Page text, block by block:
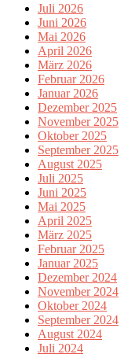
Juli 2026
Juni 2026
Mai 2026
April 2026
März 2026
Februar 2026
Januar 2026
Dezember 2025
November 2025
Oktober 2025
September 2025
August 2025
Juli 2025
Juni 2025
Mai 2025
April 2025
März 2025
Februar 2025
Januar 2025
Dezember 2024
November 2024
Oktober 2024
September 2024
August 2024
Juli 2024